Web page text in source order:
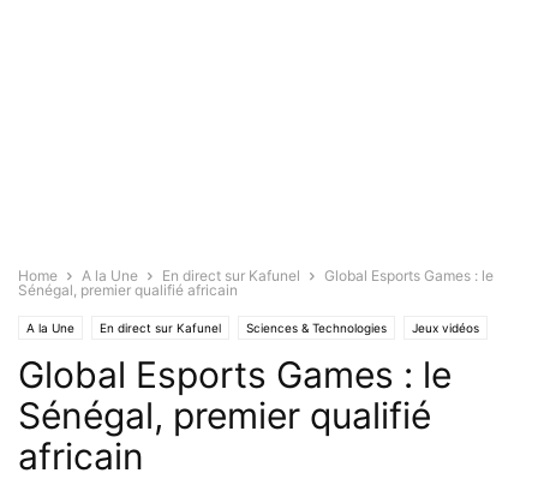
Home A la Une En direct sur Kafunel
Global Esports Games : le
Sénégal, premier qualifié africain
A la Une En direct sur Kafunel Sciences & Technologies Jeux vidéos
Sports
Global Esports Games : le
Sénégal, premier qualifié
africain